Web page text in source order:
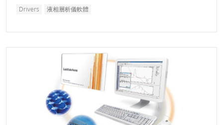
Drivers 液相層析儀軟體